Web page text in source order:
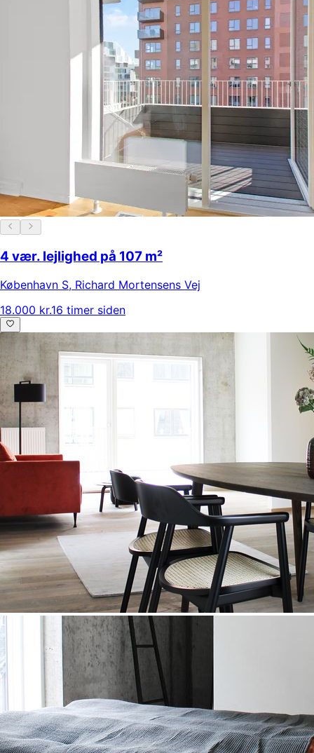
4 vær. lejlighed på 107 m²
København S, Richard Mortensens Vej
18.000 kr.16 timer siden